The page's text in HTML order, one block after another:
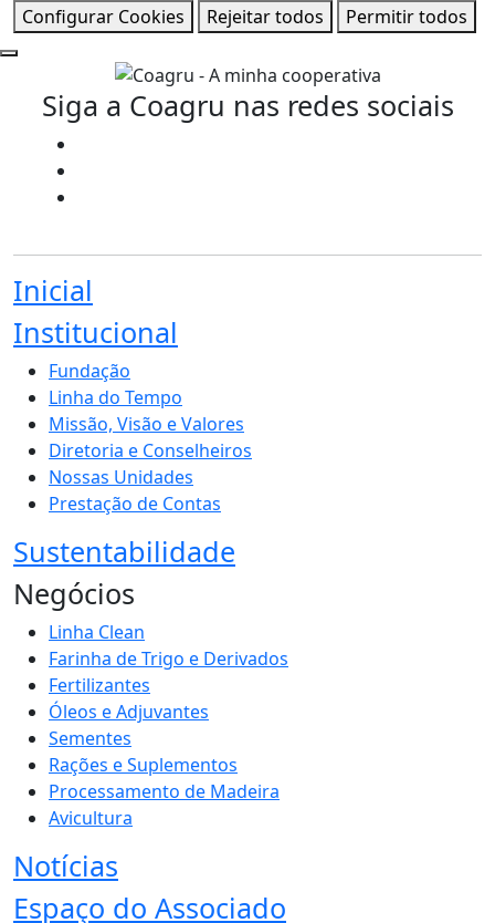
Configurar Cookies
Rejeitar todos Permitir todos
Siga a Coagru nas redes sociais
Inicial
Institucional
Fundação
Linha do Tempo
Missão, Visão e Valores
Diretoria e Conselheiros
Nossas Unidades
Prestação de Contas
Sustentabilidade
Negócios
Linha Clean
Farinha de Trigo e Derivados
Fertilizantes
Óleos e Adjuvantes
Sementes
Rações e Suplementos
Processamento de Madeira
Avicultura
Notícias
Espaço do Associado